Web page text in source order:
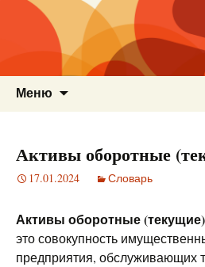
Меню
Активы оборотные
17.01.2024 Словарь
Активы оборотные (текущие)
это совокупность
предприятия, обслуживающих